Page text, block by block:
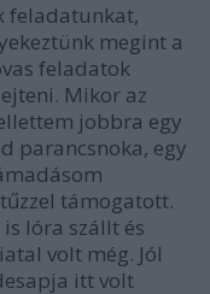
feladatunkat,
megint a
feladatok
Mikor az
jobbra egy
parancsnoka, egy
támogatott.
lóra szállt és
volt még. Jól
itt volt